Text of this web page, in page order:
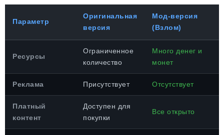
Параметр
Оригинальная
версия
Мод-версия
(Взлом)
Ресурсы
Ограниченное
количество
Много денег и
монет
Реклама Присутствует Отсутствует
Платный
контент
Доступен для
покупки
Все открыто